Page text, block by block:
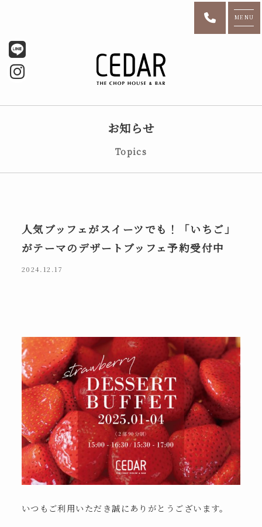
MENU
お知らせ
Topics
人気ブッフェがスイーツでも！「いちご」
がテーマのデザートブッフェ予約受付中
2024.12.17
いつもご利用いただき誠にありがとうございます。